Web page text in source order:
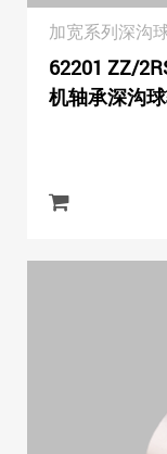
加宽系列深沟
62201 ZZ/
机轴承深沟